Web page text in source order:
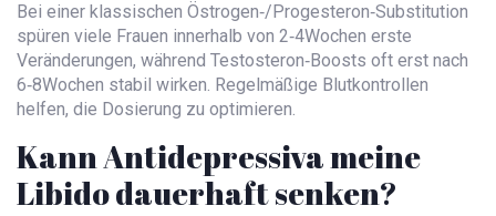
Bei einer klassischen Östrogen‑/Progesteron‑Substitution
spüren viele Frauen innerhalb von 2‑4Wochen erste
Veränderungen, während Testosteron‑Boosts oft erst nach
6‑8Wochen stabil wirken. Regelmäßige Blutkontrollen
helfen, die Dosierung zu optimieren.
Kann Antidepressiva meine
Libido dauerhaft senken?